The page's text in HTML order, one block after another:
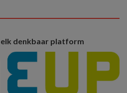
denkbaar platform